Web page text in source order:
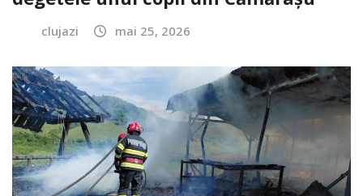
clujazi mai 25, 2026